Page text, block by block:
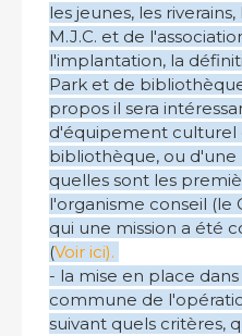
les jeunes, les
M.J.C. et de
l'implantation, la
Park et de
propos il sera
d'équipement culturel
bibliothèque, ou
quelles sont les
l'organisme conseil (le
qui une mission a été
(Voir ici).
- la mise en place
commune de
suivant quels critères,